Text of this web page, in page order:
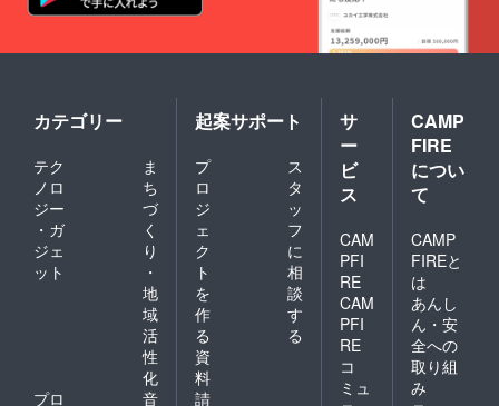
カテゴリー
テク
ノロ
ジー
・ガ
ジェ
ット
ま
ち
づ
く
り
・
地
域
活
性
化
プロ
音
起案サポート
プ
ロ
ジ
ェ
ク
ト
を
作
る
ス
タ
ッ
フ
に
相
談
す
る
資
料
請
サ
ー
ビ
ス
CAM
PFI
RE
CAM
PFI
RE
コ
ミュ
CAMP
FIRE
につい
て
CAMP
FIREと
は
あんし
ん・安
全への
取り組
み